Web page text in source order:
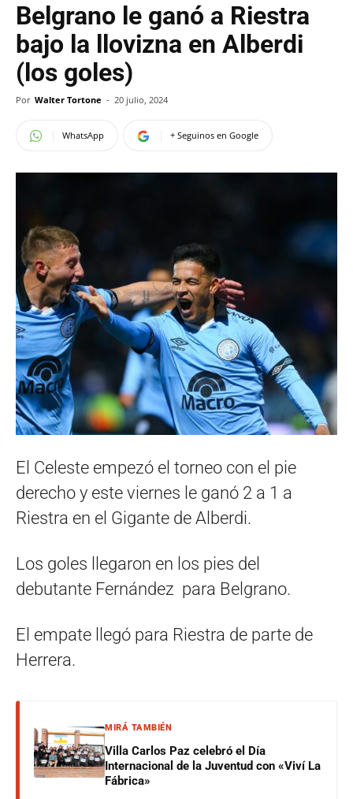
Belgrano le ganó a Riestra
bajo la llovizna en Alberdi
(los goles)
Por Walter Tortone - 20 julio, 2024
WhatsApp + Seguinos en Google
El Celeste empezó el torneo con el pie
derecho y este viernes le ganó 2 a 1 a
Riestra en el Gigante de Alberdi.
Los goles llegaron en los pies del
debutante Fernández para Belgrano.
El empate llegó para Riestra de parte de
Herrera.
MIRÁ TAMBIÉN
Villa Carlos Paz celebró el Día
Internacional de la Juventud con «Viví La
Fábrica»